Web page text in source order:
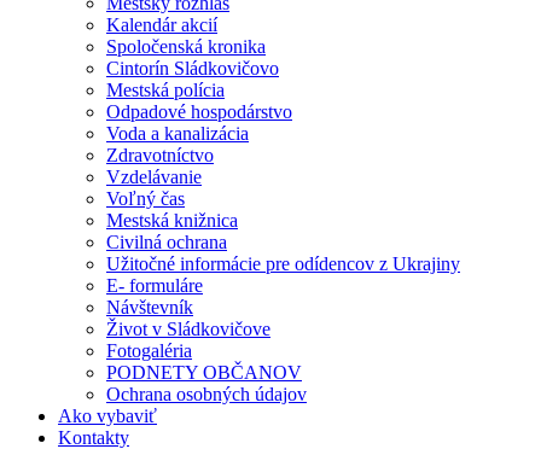
Kalendár akcií
Spoločenská kronika
Cintorín Sládkovičovo
Mestská polícia
Odpadové hospodárstvo
Voda a kanalizácia
Zdravotníctvo
Vzdelávanie
Voľný čas
Mestská knižnica
Civilná ochrana
Užitočné informácie pre odídencov z Ukrajiny
E- formuláre
Návštevník
Život v Sládkovičove
Fotogaléria
PODNETY OBČANOV
Ochrana osobných údajov
Ako vybaviť
Kontakty